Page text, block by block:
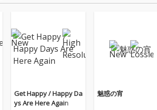
Get Happy / Happy Da
ys Are Here Again
魅惑の宵